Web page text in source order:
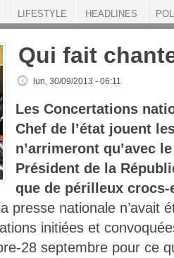
Qui fait
lun, 30/09/2013 - 06:11
Les Concertations
Chef de l’état jouent
n’arrimeront qu’avec
Président de la
que de périlleux crocs-
presse nationale n’avait
initiées et
28 septembre pour ce
LIFESTYLE HEADLINES